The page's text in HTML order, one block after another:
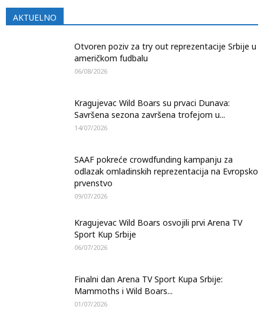
AKTUELNO
Otvoren poziv za try out reprezentacije Srbije u
američkom fudbalu
06/08/2026
Kragujevac Wild Boars su prvaci Dunava:
Savršena sezona završena trofejom u...
14/07/2026
SAAF pokreće crowdfunding kampanju za
odlazak omladinskih reprezentacija na Evropsko
prvenstvo
09/07/2026
Kragujevac Wild Boars osvojili prvi Arena TV
Sport Kup Srbije
06/07/2026
Finalni dan Arena TV Sport Kupa Srbije:
Mammoths i Wild Boars...
01/07/2026